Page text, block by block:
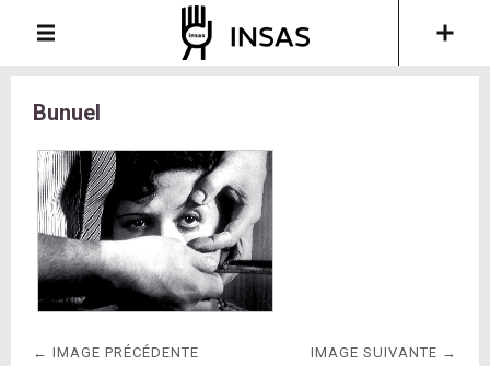
Bunuel
← IMAGE PRÉCÉDENTE IMAGE SUIVANTE →